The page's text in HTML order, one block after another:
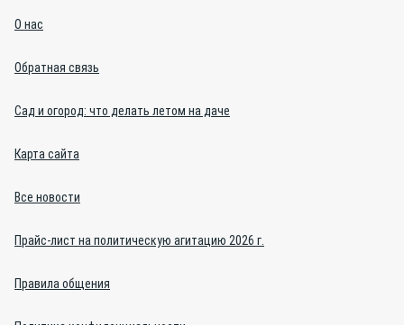
О нас
Обратная связь
Сад и огород: что делать летом на даче
Карта сайта
Все новости
Прайс-лист на политическую агитацию 2026 г.
Правила общения